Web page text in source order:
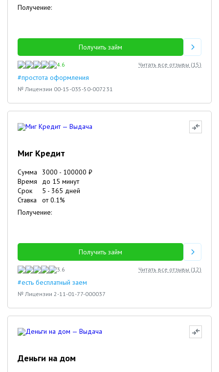
Получение:
Получить займ
4.6 Читать все отзывы (15)
#простота оформления
№ Лицензии 00-15-035-50-007231
Миг Кредит
Сумма 3000 - 100000 ₽
Время
до 15 минут
Срок
5 - 365 дней
Ставка
от0.1%
Получение:
Получить займ
3.6 Читать все отзывы (12)
#есть бесплатный заем
№ Лицензии 2-11-01-77-000037
Деньги на дом